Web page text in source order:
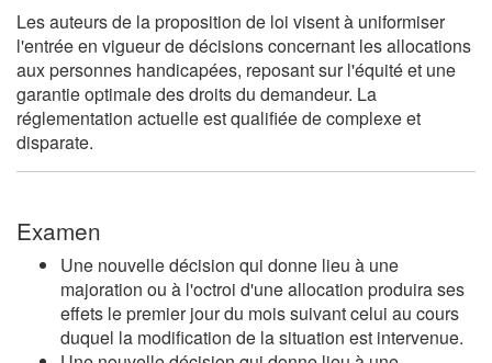
Les auteurs de la proposition de loi visent à uniformiser
l'entrée en vigueur de décisions concernant les allocations
aux personnes handicapées, reposant sur l'équité et une
garantie optimale des droits du demandeur. La
réglementation actuelle est qualifiée de complexe et
disparate.
Examen
Une nouvelle décision qui donne lieu à une
majoration ou à l'octroi d'une allocation produira ses
effets le premier jour du mois suivant celui au cours
duquel la modification de la situation est intervenue.